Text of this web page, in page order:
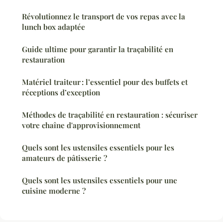
Révolutionnez le transport de vos repas avec la
lunch box adaptée
Guide ultime pour garantir la traçabilité en
restauration
Matériel traiteur : l’essentiel pour des buffets et
réceptions d’exception
Méthodes de traçabilité en restauration : sécuriser
votre chaîne d'approvisionnement
Quels sont les ustensiles essentiels pour les
amateurs de pâtisserie ?
Quels sont les ustensiles essentiels pour une
cuisine moderne ?